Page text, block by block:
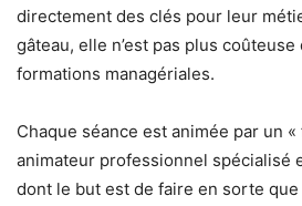
directement des clés pour leur
gâteau, elle n’est pas plus
formations managériales.
Chaque séance est animée par un
animateur professionnel spécialisé
dont le but est de faire en sorte